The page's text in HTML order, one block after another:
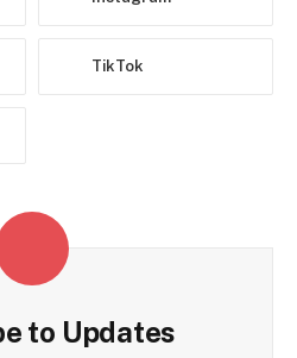
TikTok
to Updates